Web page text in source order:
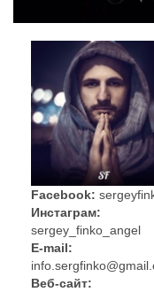
Facebook:
Инстаграм:
sergey_finko_angel
E-mail:
Веб-сайт: